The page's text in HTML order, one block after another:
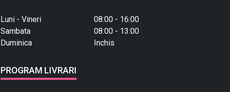
Luni - Vineri
08:00 - 16:00
Sambata
08:00 - 13:00
Duminica
Inchis
PROGRAM LIVRARI